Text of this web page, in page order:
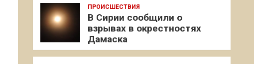
ПРОИСШЕСТВИЯ
В Сирии сообщили о
взрывах в окрестностях
Дамаска